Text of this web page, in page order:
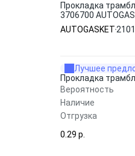
Прокладка
3706700
AUTOGASKET
Лучшее
Прокладка
Вероятность
Наличие
Отгрузка
0.29 p.